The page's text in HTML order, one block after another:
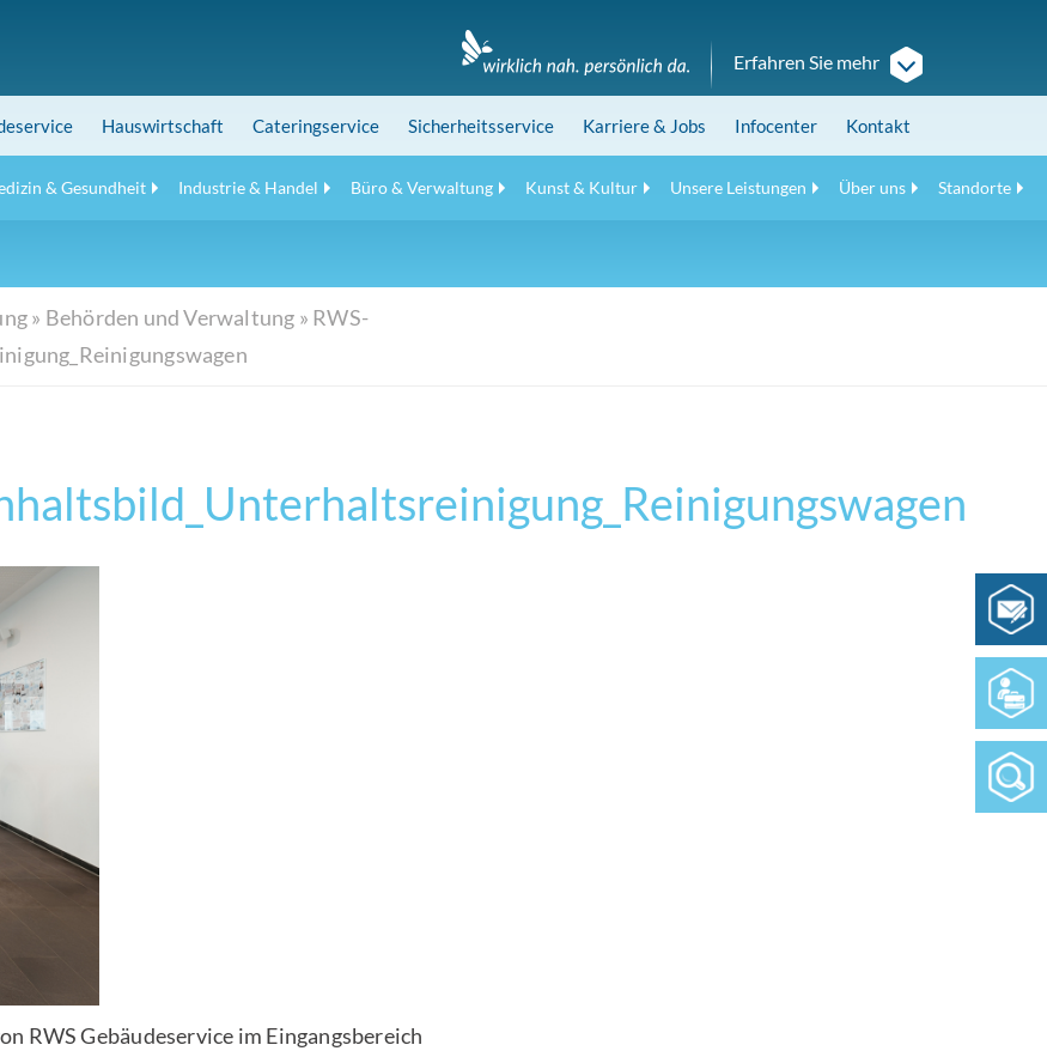
Erfahren Sie mehr
& Gesundheit Industrie & Handel Büro & Verwaltung Kunst & Kultur Unsere Leistungen Über uns Standorte
Hauswirtschaft Cateringservice Sicherheitsservice Karriere& Jobs Infocenter Kontakt
» Behörden und Verwaltung » RWS-
RWS Gebäudeservice im Eingangsbereich